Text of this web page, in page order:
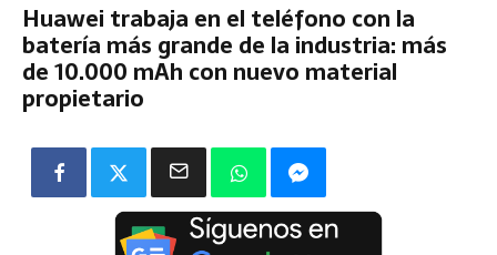
Huawei trabaja en el teléfono con la
batería más grande de la industria: más
de 10.000 mAh con nuevo material
propietario